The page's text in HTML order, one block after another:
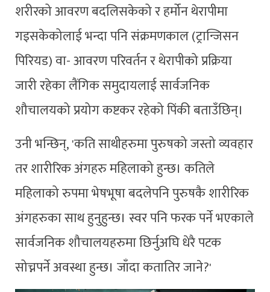
शरीरको आवरण बदलिसकेको र हर्मोन थेरापीमा
गइसकेकोलाई भन्दा पनि संक्रमणकाल (ट्रान्जिसन
पिरियड) वा- आवरण परिवर्तन र थेरापीको प्रक्रिया
जारी रहेका लैंगिक समुदायलाई सार्वजनिक
शौचालयको प्रयोग कष्टकर रहेको पिंकी बताउँछिन्।
उनी भन्छिन्, 'कति साथीहरुमा पुरुषको जस्तो व्यवहार
तर शारीरिक अंगहरु महिलाको हुन्छ। कतिले
महिलाको रुपमा भेषभूषा बदलेपनि पुरुषकै शारीरिक
अंगहरुका साथ हुनुहुन्छ। स्वर पनि फरक पर्ने भएकाले
सार्वजनिक शौचालयहरुमा छिर्नुअघि धेरै पटक
सोच्नपर्ने अवस्था हुन्छ। जाँदा कतातिर जाने?'